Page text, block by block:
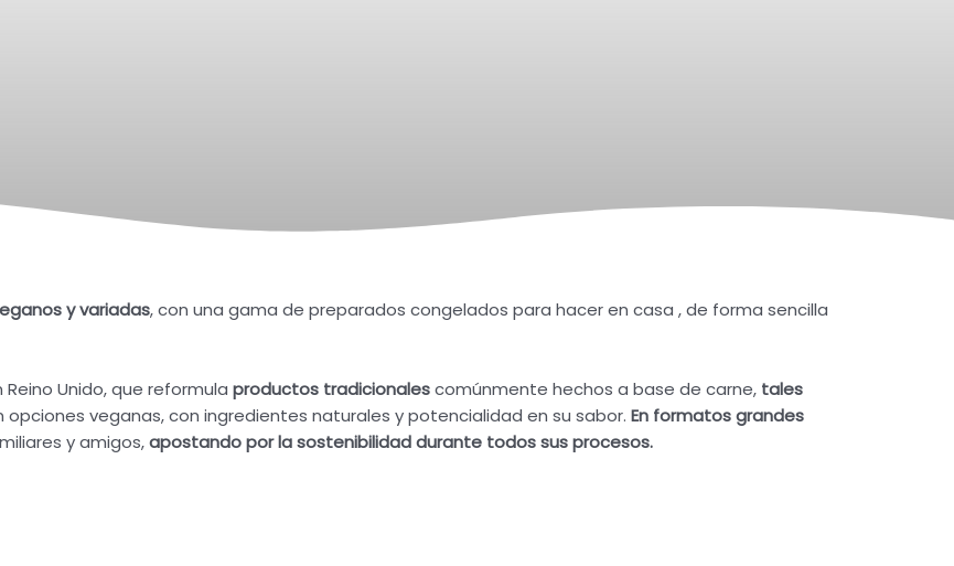
y variadas, con una gama de preparados congelados para hacer en casa , de forma sencilla
Unido, que reformula productos tradicionalescomúnmente hechos a base de carne, tales
opciones veganas, con ingredientes naturales y potencialidad en su sabor. En formatos grandes
y amigos,apostando por la sostenibilidad durante todos sus procesos.